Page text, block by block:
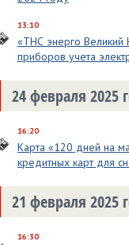
13:10
«ТНС энерго Великий
приборов учета
24 февраля 2025
16:20
Карта «120 дней на
кредитных карт для
21 февраля 2025
16:30